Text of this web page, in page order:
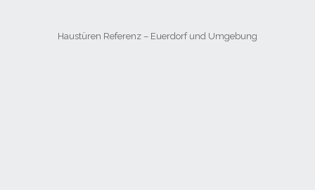
Haustüren Referenz – Euerdorf und Umgebung